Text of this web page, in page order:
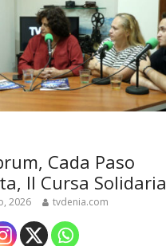
Cada Paso
II Cursa Solidaria
2026 tvdenia.com